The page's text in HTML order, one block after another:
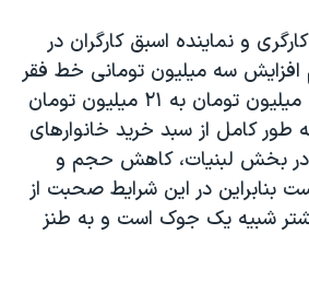
نوبل صلح
«سی‌پک»
چین
و نماینده اسبق کارگران در
افزایش سه میلیون تومانی خط فقر
در یکماه گذشته از ۱۸ میلیون تومان به ۲۱ میلیون تومان
کامل از سبد خرید خانوار‌های
بخش لبنیات، کاهش حجم و
بنابراین در این شرایط صحبت از
شبیه یک جوک است و به طنز